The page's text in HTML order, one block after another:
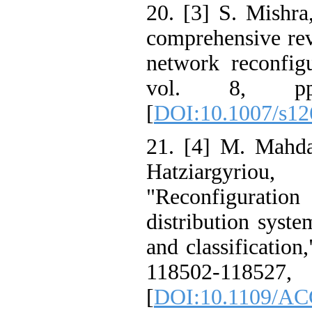
20. [3] S.
comprehensive
network
vol. 8, pp.
[DOI:10.1007/
21. [4] M.
distribution
and
118502-
[DOI:10.1109/